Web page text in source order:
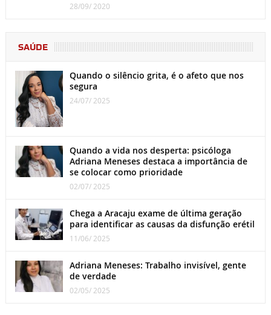
28/09/ 2020
SAÚDE
Quando o silêncio grita, é o afeto que nos
segura
24/07/ 2025
Quando a vida nos desperta: psicóloga
Adriana Meneses destaca a importância de
se colocar como prioridade
02/07/ 2025
Chega a Aracaju exame de última geração
para identificar as causas da disfunção erétil
11/06/ 2025
Adriana Meneses: Trabalho invisível, gente
de verdade
02/05/ 2025